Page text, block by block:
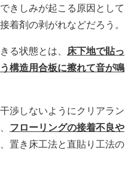
きしみが起こる原因として
着剤の剥がれなどだろう。
る状態とは、 床下地で貼っ
構造用合板に擦れて音が鳴
渉しないようにクリアラン
フローリングの接着不良や
置き床工法と直貼り工法の